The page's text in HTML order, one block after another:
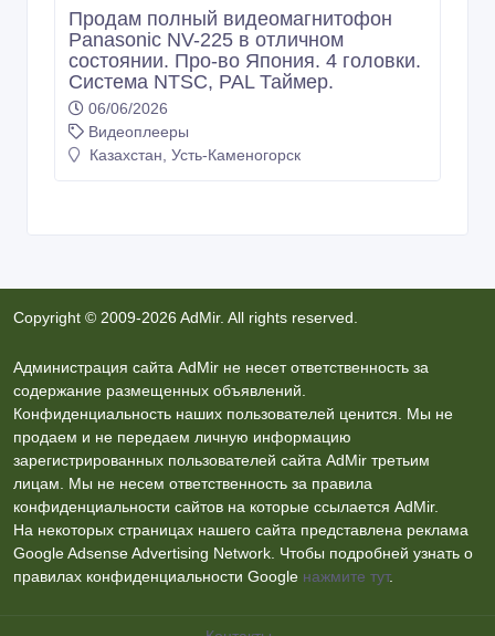
Продам полный видеомагнитофон
Panasonic NV-225 в отличном
состоянии. Про-во Япония. 4 головки.
Система NTSC, PAL Таймер.
Индикация самопроверки. С
паспортом .
06/06/2026
Видеоплееры
Казахстан, Усть-Каменогорск
Copyright © 2009-2026 AdMir. All rights reserved.
Администрация сайта AdMir не несет ответственность за
содержание размещенных объявлений.
Конфиденциальность наших пользователей ценится. Мы не
продаем и не передаем личную информацию
зарегистрированных пользователей сайта AdMir третьим
лицам. Мы не несем ответственность за правила
конфиденциальности сайтов на которые ссылается AdMir.
На некоторых страницах нашего сайта представлена реклама
Google Adsense Advertising Network. Чтобы подробней узнать о
правилах конфиденциальности Google нажмите тут.